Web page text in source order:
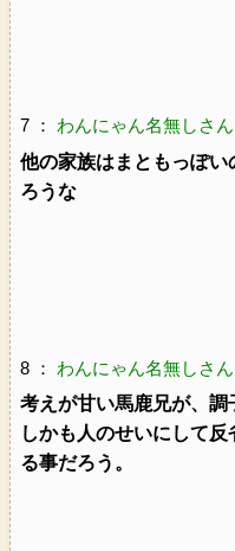
7 ： わんにゃん名無しさん
他の家族はまともっぽ
ろうな
8 ： わんにゃん名無しさん
考えが甘い馬鹿兄が、調
しかも人のせいにして
る事だろう。